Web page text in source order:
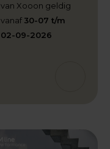
van Xooon geldig
vanaf 30-07 t/m
02-09-2026